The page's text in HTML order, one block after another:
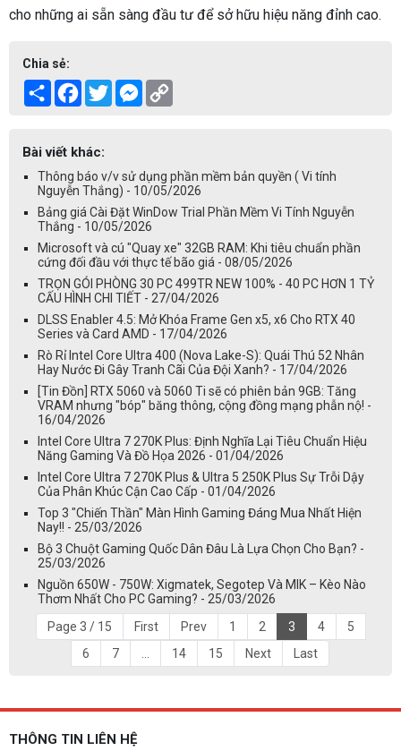
cho những ai sẵn sàng đầu tư để sở hữu hiệu năng đỉnh cao.
Chia sẻ:
Share Facebook
TwitterMessenger
Bài viết khác:
Thông báo v/v sử dụng phần mềm bản quyền ( Vi tính
Nguyễn Thắng) - 10/05/2026
Bảng giá Cài Đặt WinDow Trial Phần Mềm Vi Tính Nguyễn
Thắng - 10/05/2026
Microsoft và cú "Quay xe" 32GB RAM: Khi tiêu chuẩn phần
cứng đối đầu với thực tế bão giá - 08/05/2026
TRỌN GÓI PHÒNG 30 PC 499TR NEW 100% - 40 PC HƠN 1 TỶ
CẤU HÌNH CHI TIẾT - 27/04/2026
DLSS Enabler 4.5: Mở Khóa Frame Gen x5, x6 Cho RTX 40
Series và Card AMD - 17/04/2026
Rò Rỉ Intel Core Ultra 400 (Nova Lake-S): Quái Thú 52 Nhân
Hay Nước Đi Gây Tranh Cãi Của Đội Xanh? - 17/04/2026
[Tin Đồn] RTX 5060 và 5060 Ti sẽ có phiên bản 9GB: Tăng
VRAM nhưng "bóp" băng thông, cộng đồng mạng phẫn nộ! -
16/04/2026
Intel Core Ultra 7 270K Plus: Định Nghĩa Lại Tiêu Chuẩn Hiệu
Năng Gaming Và Đồ Họa 2026 - 01/04/2026
Intel Core Ultra 7 270K Plus & Ultra 5 250K Plus Sự Trỗi Dậy
Của Phân Khúc Cận Cao Cấp - 01/04/2026
Top 3 "Chiến Thần" Màn Hình Gaming Đáng Mua Nhất Hiện
Nay!! - 25/03/2026
Bộ 3 Chuột Gaming Quốc Dân Đâu Là Lựa Chọn Cho Bạn? -
25/03/2026
Nguồn 650W - 750W: Xigmatek, Segotep Và MIK – Kèo Nào
Thơm Nhất Cho PC Gaming? - 25/03/2026
Page 3 / 15
First Prev 1 2 3 4
5
6
7 ... 14 15 Next Last
THÔNG TIN LIÊN HỆ